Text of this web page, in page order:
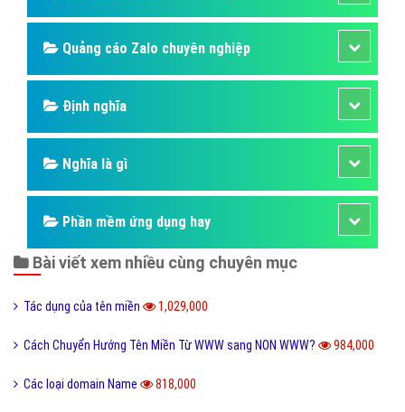
Quảng cáo Zalo chuyên nghiệp
Định nghĩa
Nghĩa là gì
Phần mềm ứng dụng hay
Bài viết xem nhiều cùng chuyên mục
Tác dụng của tên miền 1,029,000
Cách Chuyển Hướng Tên Miền Từ WWW sang NON WWW? 984,000
Các loại domain Name 818,000